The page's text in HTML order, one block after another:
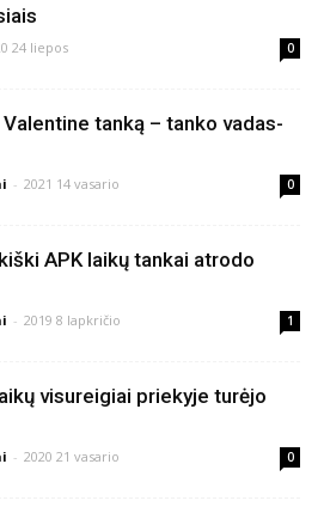
24 liepos 0
tanką – tanko vadas-
- 2021 14 vasario 0
APK laikų tankai atrodo
- 2019 8 lapkričio 1
visureigiai priekyje turėjo
- 2020 21 vasario 0